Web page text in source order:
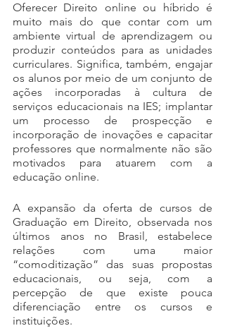
Oferecer Direito online ou híbrido é
muito mais do que contar com um
ambiente virtual de aprendizagem ou
produzir conteúdos para as unidades
curriculares. Significa, também, engajar
os alunos por meio de um conjunto de
ações incorporadas à cultura de
serviços educacionais na IES; implantar
um processo de prospecção e
incorporação de inovações e capacitar
professores que normalmente não são
motivados para atuarem com a
educação online.
A expansão da oferta de cursos de
Graduação em Direito, observada nos
últimos anos no Brasil, estabelece
relações com uma maior
“comoditização” das suas propostas
educacionais, ou seja, com a
percepção de que existe pouca
diferenciação entre os cursos e
instituições.